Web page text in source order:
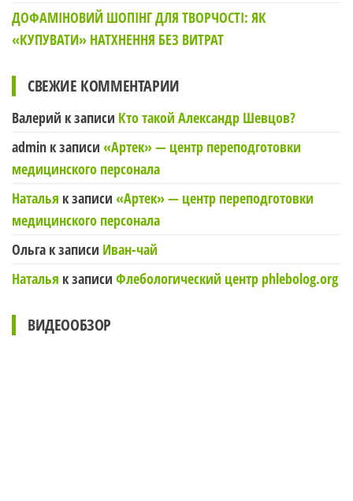
ДОФАМІНОВИЙ ШОПІНГ ДЛЯ ТВОРЧОСТІ: ЯК
«КУПУВАТИ» НАТХНЕННЯ БЕЗ ВИТРАТ
СВЕЖИЕ КОММЕНТАРИИ
Валерий к записи Кто такой Александр Шевцов?
admin к записи «Артек» — центр переподготовки
медицинского персонала
Наталья к записи «Артек» — центр переподготовки
медицинского персонала
Ольга к записи Иван-чай
Наталья к записи Флебологический центр phlebolog.org
ВИДЕООБЗОР